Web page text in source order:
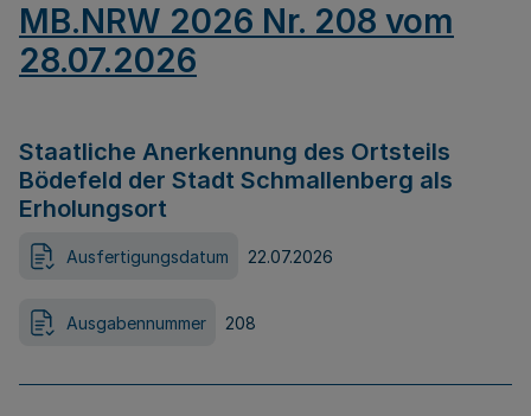
MB.NRW 2026 Nr. 208 vom
28.07.2026
Staatliche Anerkennung des Ortsteils
Bödefeld der Stadt Schmallenberg als
Erholungsort
Ausfertigungsdatum 22.07.2026
Ausgabennummer 208